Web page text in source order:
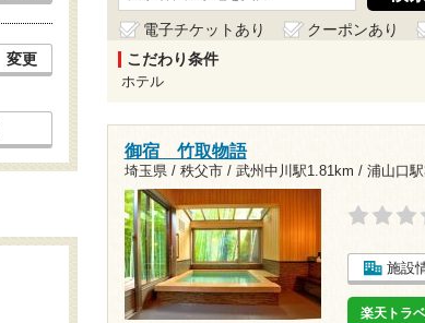
電子チケットあり クーポンあり
こだわり条件
ホテル
御宿 竹取物語
埼玉県 / 秩父市 / 武州中川駅1.81km / 浦山口
施設
楽天トラ
変更